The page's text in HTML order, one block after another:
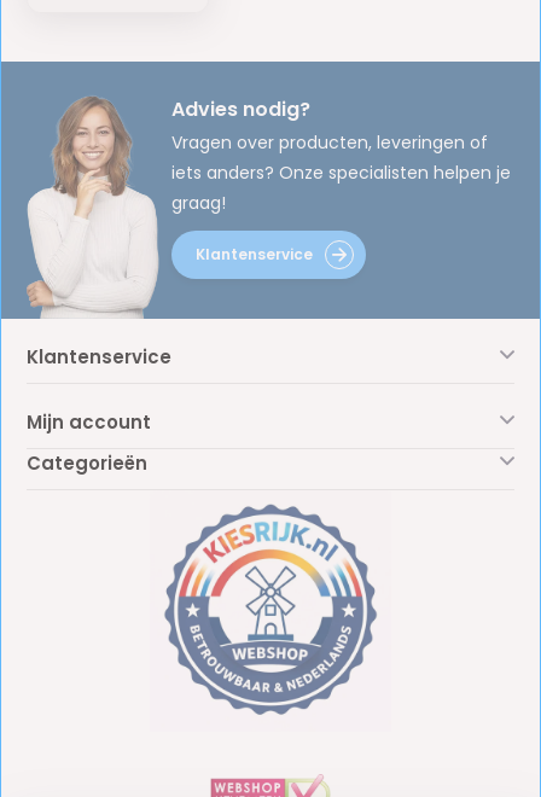
Advies nodig?
Vragen over producten, leveringen of
iets anders? Onze specialisten helpen je
graag!
Klantenservice
Klantenservice
Mijn account
Categorieën